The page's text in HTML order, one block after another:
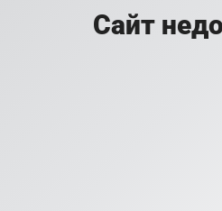
Сайт